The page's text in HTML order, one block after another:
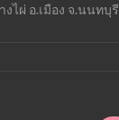
ไผ่ อ.เมือง จ.นนทบุรี